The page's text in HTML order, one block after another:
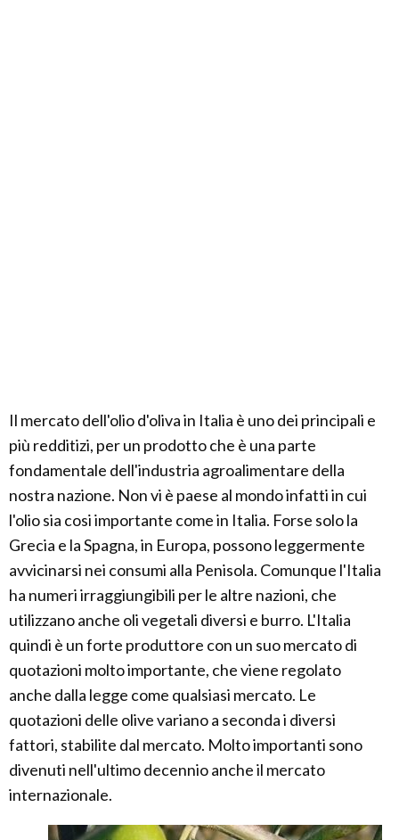
Il mercato dell'olio d'oliva in Italia è uno dei principali e
più redditizi, per un prodotto che è una parte
fondamentale dell'industria agroalimentare della
nostra nazione. Non vi è paese al mondo infatti in cui
l'olio sia cosi importante come in Italia. Forse solo la
Grecia e la Spagna, in Europa, possono leggermente
avvicinarsi nei consumi alla Penisola. Comunque l'Italia
ha numeri irraggiungibili per le altre nazioni, che
utilizzano anche oli vegetali diversi e burro. L'Italia
quindi è un forte produttore con un suo mercato di
quotazioni molto importante, che viene regolato
anche dalla legge come qualsiasi mercato. Le
quotazioni delle olive variano a seconda i diversi
fattori, stabilite dal mercato. Molto importanti sono
divenuti nell'ultimo decennio anche il mercato
internazionale.